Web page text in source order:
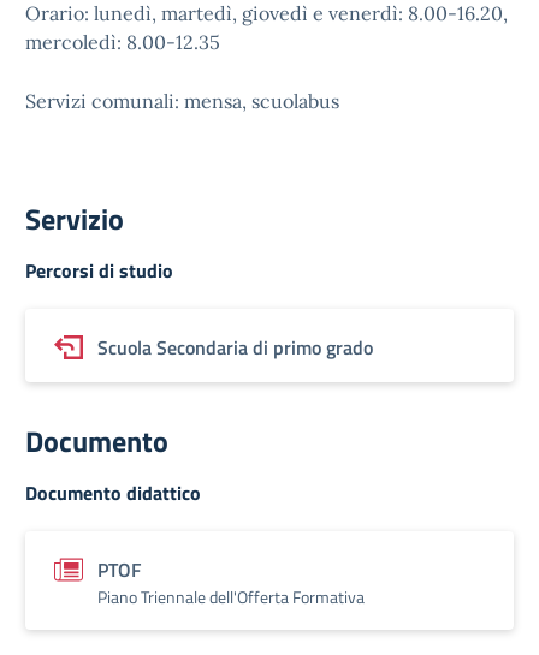
Orario: lunedì, martedì, giovedì e venerdì: 8.00-16.20,
mercoledì: 8.00-12.35
Servizi comunali: mensa, scuolabus
Servizio
Percorsi di studio
Scuola Secondaria di primo grado
Documento
Documento didattico
PTOF
Piano Triennale dell'Offerta Formativa